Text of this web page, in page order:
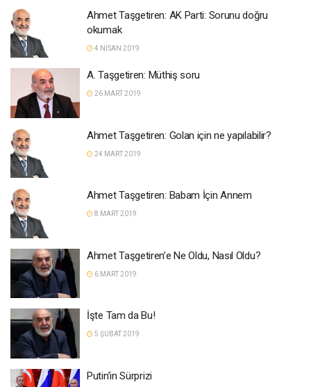
Ahmet Taşgetiren: AK Parti: Sorunu doğru
okumak
4 NISAN 2019
A. Taşgetiren: Müthiş soru
26 MART 2019
Ahmet Taşgetiren: Golan için ne yapılabilir?
24 MART 2019
Ahmet Taşgetiren: Babam İçin Annem
8 MART 2019
Ahmet Taşgetiren’e Ne Oldu, Nasıl Oldu?
6 MART 2019
İşte Tam da Bu!
5 ŞUBAT 2019
Putin’in Sürprizi